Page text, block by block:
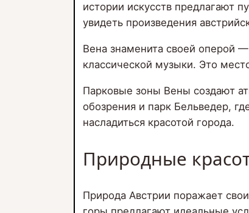
истории искусств предлагают
увидеть произведения
Вена знаменита своей оперой
классической музыки. Это
Парковые зоны Вены создают
обозрения и парк Бельведер,
насладиться красотой города.
Природные
Природа Австрии поражает